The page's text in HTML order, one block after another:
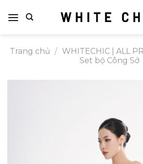
qua
Trang chủ
/ WHITECHIC | ALL
Set bộ Công Sở